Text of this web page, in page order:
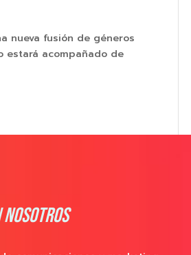
nueva fusión de géneros
estará acompañado de